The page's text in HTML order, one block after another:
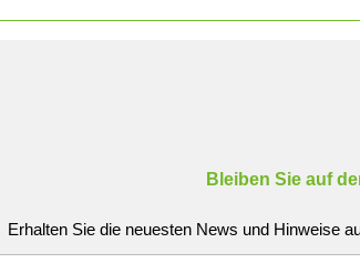
Bleiben Sie auf
Erhalten Sie die neuesten News und Hinweise